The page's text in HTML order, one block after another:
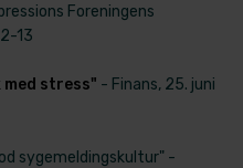
Foreningens
13
stress" - Finans, 25. juni
sygemeldingskultur" -​